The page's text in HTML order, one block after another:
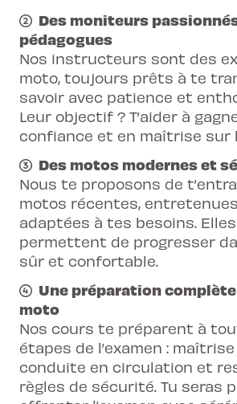
Cours 1 : exercices à
couloir lent, slalom),
de la chaussée
Cours 2 : freinage sûr et
en circulation,
d’intersections
haute vitesse, conduite
Des moniteurs
pédagogues
Nos instructeurs sont des
moto, toujours prêts à te
savoir avec patience et
Leur objectif ? T’aider à
confiance et en maîtrise sur
Des motos modernes et
Nous te proposons de
motos récentes,
adaptées à tes besoins.
permettent de progresser
sûr et confortable.
Une préparation
moto
Nos cours te préparent à
étapes de l’examen :
conduite en circulation et
règles de sécurité. Tu seras